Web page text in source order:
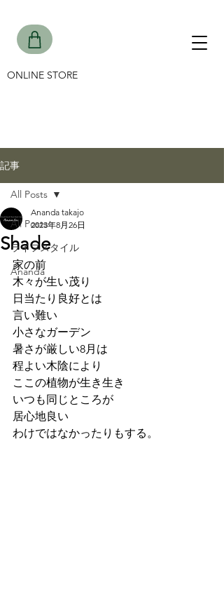
ONLINE STORE
記事
All Posts
ライフスタイル
Ananda
All Posts
Shade
Ananda takajo
2023年8月26日
家の前
木々が生い茂り
日当たり良好とは
言い難い
小さなガーデン
暑さが厳しい8月は
程よい木陰により
ここの植物が生き生き
いつも同じところが
居心地良い
わけではなかったりもする。